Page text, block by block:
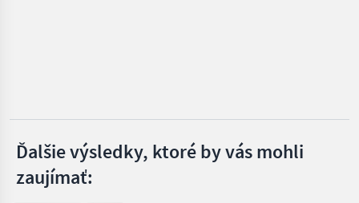
predajcov inzeráty
Ďalšie výsledky, ktoré by vás mohli
zaujímať: